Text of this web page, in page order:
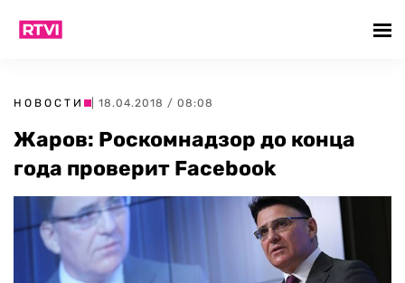
НОВОСТИ | 18.04.2018 / 08:08
Жаров: Роскомнадзор до конца
года проверит Facebook